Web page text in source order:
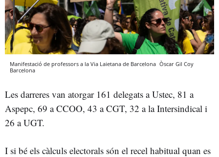
Manifestació de professors a la Via Laietana de Barcelona Òscar Gil Coy
Barcelona
Les darreres van atorgar 161 delegats a Ustec, 81 a
Aspepc, 69 a CCOO, 43 a CGT, 32 a la Intersindical i
26 a UGT.
I si bé els càlculs electorals són el recel habitual quan es